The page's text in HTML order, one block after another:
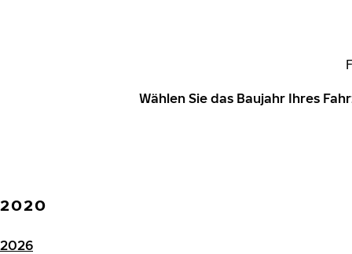
Wählen Sie das Baujahr Ihres
2020
2026